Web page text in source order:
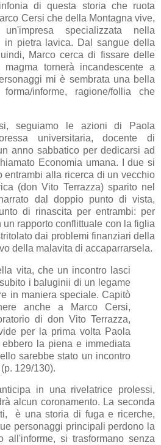
di questa storia che ruota
Cersi che della Montagna vive,
specializzata nella
in pietra lavica. Dal sangue della
Marco cerca di fissare delle
tornerà incandescente a
mi è sembrata una bella
informe, ragione/follia che
seguiamo le azioni di Paola
universitaria, docente di
anno sabbatico per dedicarsi ad
Economia umana. I due si
entrambi alla ricerca di un vecchio
(don Vito Terrazza) sparito nel
dal doppio punto di vista,
di rinascita per entrambi: per
rapporto conflittuale con la figlia
dai problemi finanziari della
della malavita di accaparrarsela.
vita, che un incontro lasci
i baluginii di un legame
in maniera speciale. Capitò
anche a Marco Cersi,
di don Vito Terrazza,
per la prima volta Paola
la piena e immediata
sarebbe stato un incontro
129/130).
in una rivelatrice prolessi,
alcun coronamento. La seconda
è una storia di fuga e ricerche,
personaggi principali perdono la
all'informe, si trasformano senza